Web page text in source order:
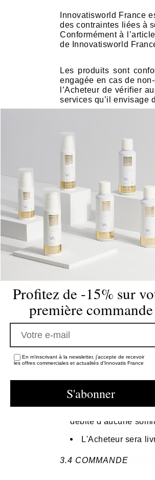
Innovatisworld France
des contraintes liées à
Conformément à
de Innovatisworld
Les produits sont
engagée en cas de
l’Acheteur de vérifier
services qu’il envisage
Innovatisworld France
l’Union Européenne.
Pour toute question
l’équipe de
3.3 DISPONIBILITÉ
Les offres présentées
En tout état de cause,
informé par courrier
En cas d’annulation
La commande de
L’Acheteur en
En cas d’annulation
La commande
produits disponibles,
La commande
débité d’aucune
L'Acheteur sera
3.4 COMMANDE
Profitez de -15% sur
première commande
En m'inscrivant à la newsletter, j'accepte de recevoir
les offres commerciales et actualités d'Innovatis France